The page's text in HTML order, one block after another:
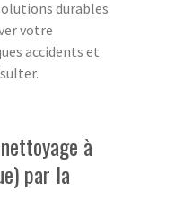
durables
votre
accidents et
à
par la